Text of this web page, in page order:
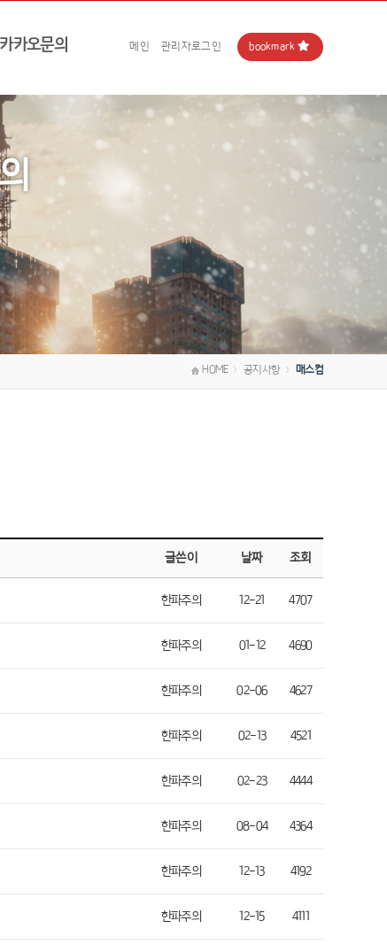
카카오문의 메인 관리자로그인 bookmark
HOME＞공지사항＞ 매스컴
글쓴이 날짜 조회
한파주의 12-21 4707
한파주의 01-12 4690
한파주의 02-06 4627
한파주의 02-13 4521
한파주의 02-23 4444
한파주의 08-04 4364
한파주의 12-13 4192
한파주의 12-15 4111